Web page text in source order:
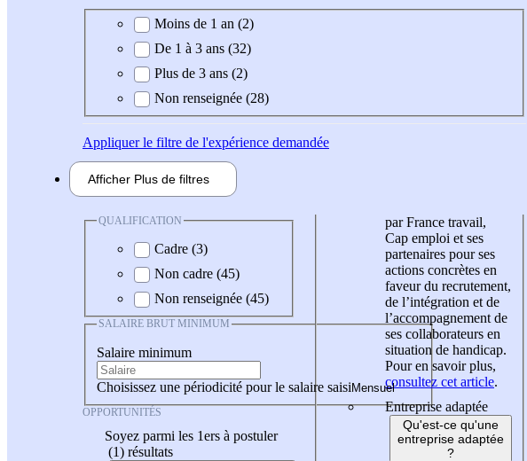
Expérience demandée
Moins de 1 an (2)
De 1 à 3 ans (32)
Plus de 3 ans (2)
Non renseignée (28)
Appliquerle filtre de l'expérience demandée
Afficher Plus de filtres
QUALIFICATION
Cadre (3)
Non cadre (45)
Non renseignée (45)
SALAIRE BRUT MINIMUM
Salaire minimum
Choisissez une périodicité pour le salaire saisi
OPPORTUNITÉS
Soyez parmi les 1ers à postuler
(1) résultats
par France travail,
Cap emploi et ses
partenaires pour ses
actions concrètes en
faveur du recrutement,
de l’intégration et de
l’accompagnement de
ses collaborateurs en
situation de handicap.
Pour en savoir plus,
consultez cet article.
Entreprise adaptée
Qu'est-ce qu'une
entreprise adaptée
?